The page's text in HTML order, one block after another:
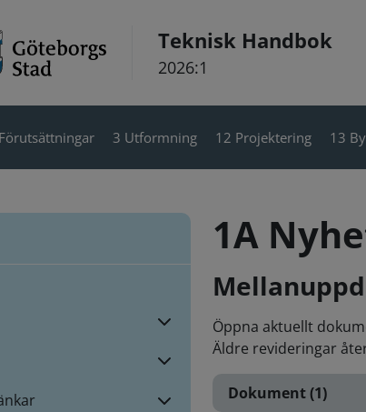
Teknisk Handbok
2026:1
3 Utformning 12 Projektering 13
1A
Öppna aktuellt
Äldre revideringar
Dokument (1)